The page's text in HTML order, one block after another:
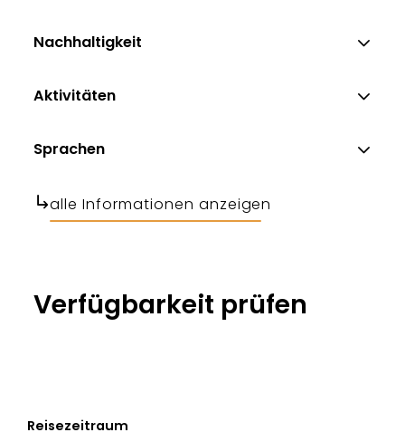
Nachhaltigkeit
Aktivitäten
Sprachen
alle Informationen anzeigen
Verfügbarkeit prüfen
Reisezeitraum